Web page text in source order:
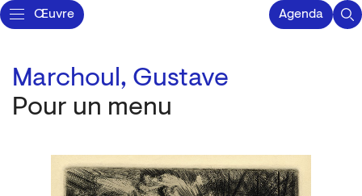
Œuvre Agenda
Marchoul, Gustave
Pour un menu